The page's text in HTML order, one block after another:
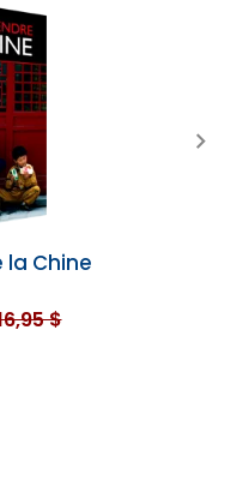
Chine
$